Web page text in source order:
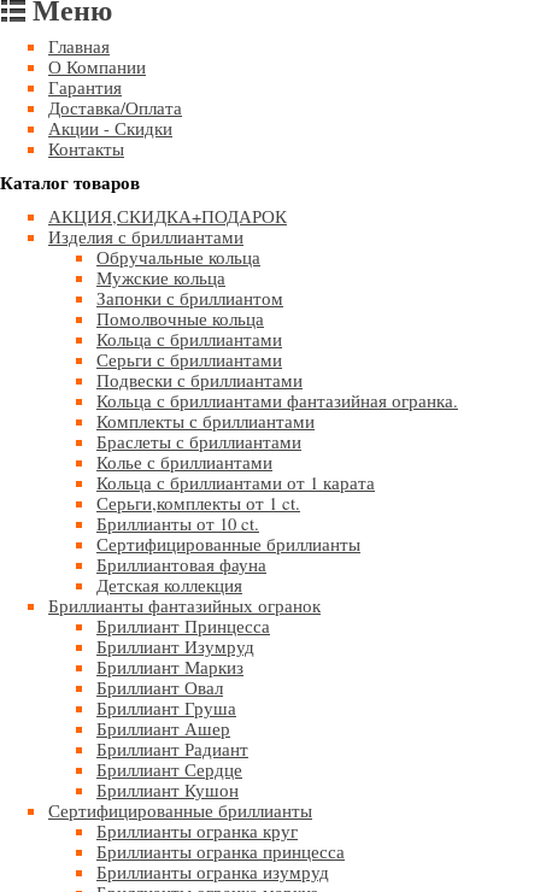
Меню
Главная
О Компании
Гарантия
Доставка/Оплата
Акции - Скидки
Контакты
Каталог товаров
АКЦИЯ,СКИДКА+ПОДАРОК
Изделия с бриллиантами
Обручальные кольца
Мужские кольца
Запонки с бриллиантом
Помолвочные кольца
Кольца с бриллиантами
Серьги с бриллиантами
Подвески с бриллиантами
Кольца с бриллиантами фантазийная огранка.
Комплекты с бриллиантами
Браслеты с бриллиантами
Колье с бриллиантами
Кольца с бриллиантами от 1 карата
Серьги,комплекты от 1 ct.
Бриллианты от 10 ct.
Сертифицированные бриллианты
Бриллиантовая фауна
Детская коллекция
Бриллианты фантазийных огранок
Бриллиант Принцесса
Бриллиант Изумруд
Бриллиант Маркиз
Бриллиант Овал
Бриллиант Груша
Бриллиант Ашер
Бриллиант Радиант
Бриллиант Сердце
Бриллиант Кушон
Сертифицированные бриллианты
Бриллианты огранка круг
Бриллианты огранка принцесса
Бриллианты огранка изумруд